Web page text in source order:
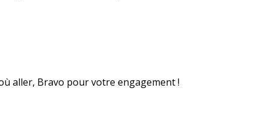
aller, Bravo pour votre engagement !